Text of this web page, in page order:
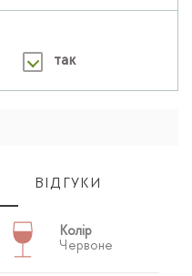
так
ВІДГУКИ
Колір
Червоне